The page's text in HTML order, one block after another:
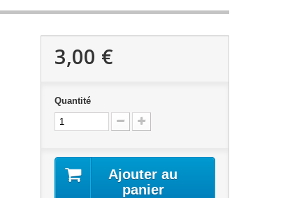
3,00 €
Quantité
Ajouter au
panier